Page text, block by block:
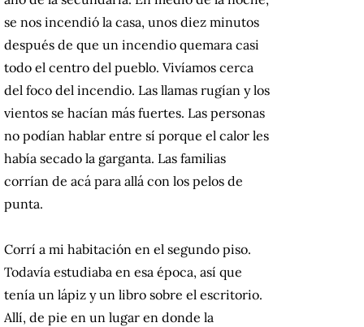
se nos incendió la casa, unos diez minutos
después de que un incendio quemara casi
todo el centro del pueblo. Vivíamos cerca
del foco del incendio. Las llamas rugían y los
vientos se hacían más fuertes. Las personas
no podían hablar entre sí porque el calor les
había secado la garganta. Las familias
corrían de acá para allá con los pelos de
punta.
Corrí a mi habitación en el segundo piso.
Todavía estudiaba en esa época, así que
tenía un lápiz y un libro sobre el escritorio.
Allí, de pie en un lugar en donde la